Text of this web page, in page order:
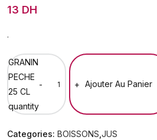
13 DH
.
GRANIN
PECHE
25 CL
quantity
- + Ajouter Au Panier
Categories: BOISSONS JUS